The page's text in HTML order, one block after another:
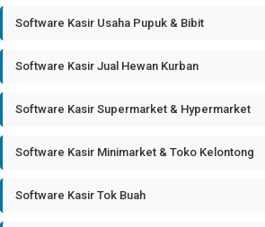
Software Kasir Usaha Pupuk & Bibit
Software Kasir Jual Hewan Kurban
Software Kasir Supermarket & Hypermarket
Software Kasir Minimarket & Toko Kelontong
Software Kasir Tok Buah